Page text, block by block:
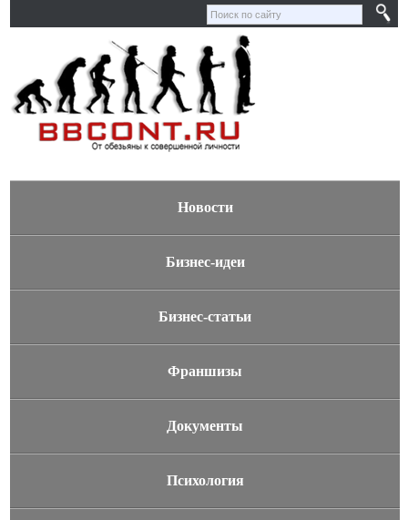
Новости
Бизнес-идеи
Бизнес-статьи
Франшизы
Документы
Психология